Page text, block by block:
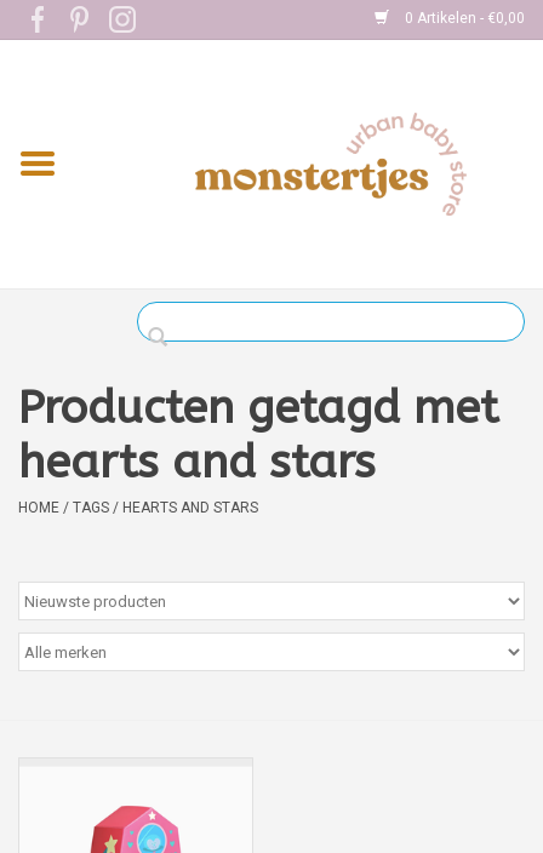
0 Artikelen - €0,00
Home
Kleding
Verzorging
Boekjes
kaartjes
Cadeaubon
Producten getagd met
hearts and stars
HOME / TAGS / HEARTS AND STARS